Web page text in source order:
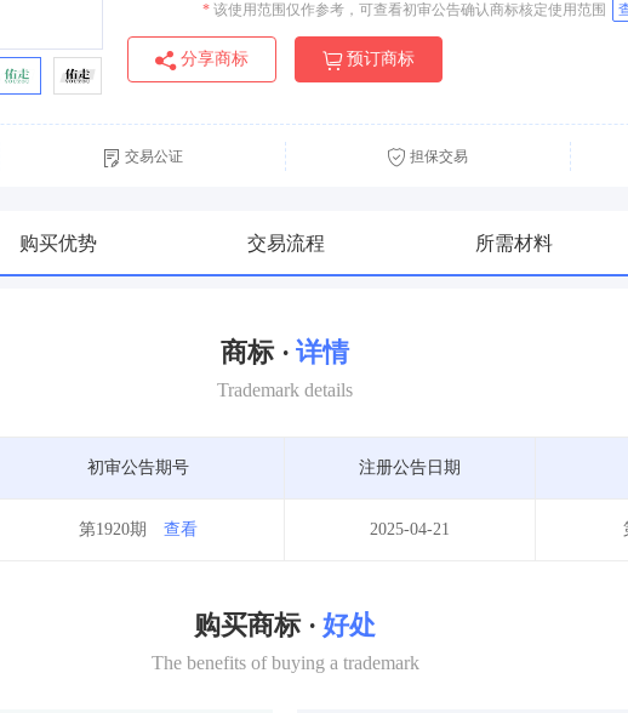
* 该使用范围仅作参考，可查看初审公告确认商标核定使用范围
分享商标
预订商标
交易公证 担保交易
购买优势 交易流程 所需材料
商标 · 详情
Trademark details
初审公告期号 注册公告日期
第1920期 查看 2025-04-21
购买商标 · 好处
The benefits of buying a trademark